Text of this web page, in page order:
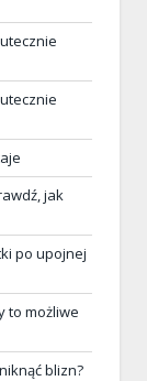
jak
po upojnej
to możliwe
blizn?